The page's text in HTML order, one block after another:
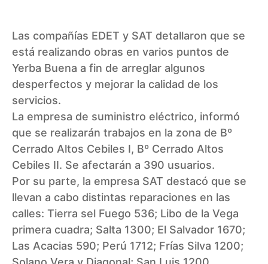
Las compañías EDET y SAT detallaron que se
está realizando obras en varios puntos de
Yerba Buena a fin de arreglar algunos
desperfectos y mejorar la calidad de los
servicios.
La empresa de suministro eléctrico, informó
que se realizarán trabajos en la zona de Bº
Cerrado Altos Cebiles I, Bº Cerrado Altos
Cebiles II. Se afectarán a 390 usuarios.
Por su parte, la empresa SAT destacó que se
llevan a cabo distintas reparaciones en las
calles: Tierra sel Fuego 536; Libo de la Vega
primera cuadra; Salta 1300; El Salvador 1670;
Las Acacias 590; Perú 1712; Frías Silva 1200;